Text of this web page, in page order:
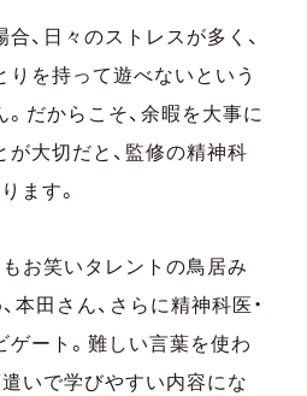
、日々のストレスが多く、
りを持って遊べないという
だからこそ、余暇を大事に
大切だと、監修の精神科
ます。
お笑いタレントの鳥居み
本田さん、さらに精神科医・
ート。難しい言葉を使わ
いで学びやすい内容にな